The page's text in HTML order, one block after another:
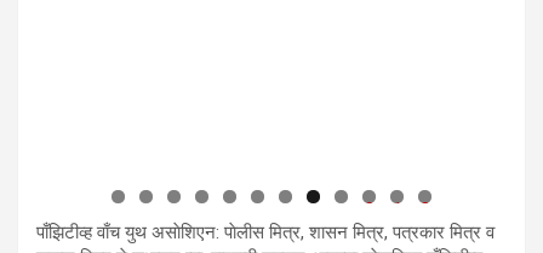
0 1
2
पाँझिटीव्ह वाँच युथ असाेशिएन: पाेलीस मित्र, शासन मित्र, पत्रकार मित्र व